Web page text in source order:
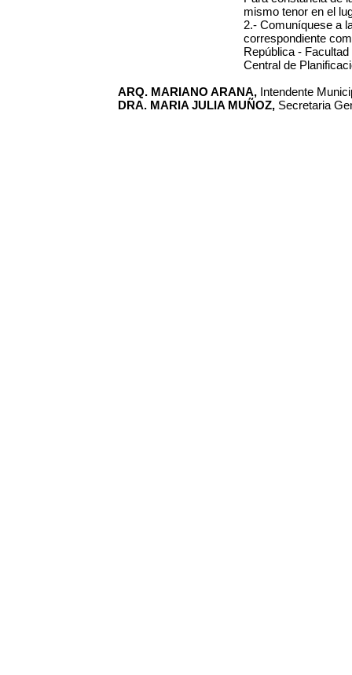
mismo tenor en el
2.- Comuníquese a
correspondiente
República -
Central de
ARQ. MARIANO ARANA, Intendente
DRA. MARIA JULIA MUÑOZ, Secretaria